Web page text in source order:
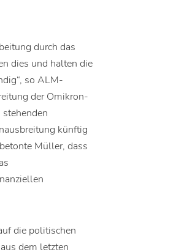
durch das
dies und halten die
so ALM-
der Omikron-
künftig
Müller, dass
die politischen
dem letzten